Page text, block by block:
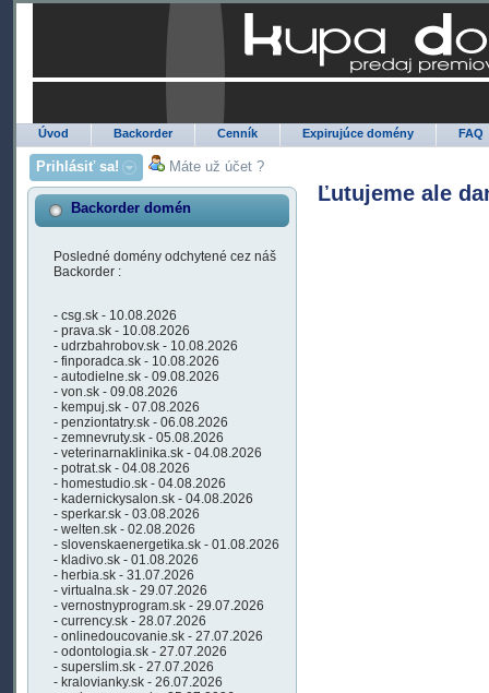
Úvod Backorder Cenník Expirujúce domény FAQ
Prihlásiť sa! Máte už účet ?
Backorder domén
Posledné domény odchytené cez náš
Backorder :
- csg.sk - 10.08.2026
- prava.sk - 10.08.2026
- udrzbahrobov.sk - 10.08.2026
- finporadca.sk - 10.08.2026
- autodielne.sk - 09.08.2026
- von.sk - 09.08.2026
- kempuj.sk - 07.08.2026
- penziontatry.sk - 06.08.2026
- zemnevruty.sk - 05.08.2026
- veterinarnaklinika.sk - 04.08.2026
- potrat.sk - 04.08.2026
- homestudio.sk - 04.08.2026
- kadernickysalon.sk - 04.08.2026
- sperkar.sk - 03.08.2026
- welten.sk - 02.08.2026
- slovenskaenergetika.sk - 01.08.2026
- kladivo.sk - 01.08.2026
- herbia.sk - 31.07.2026
- virtualna.sk - 29.07.2026
- vernostnyprogram.sk - 29.07.2026
- currency.sk - 28.07.2026
- onlinedoucovanie.sk - 27.07.2026
- odontologia.sk - 27.07.2026
- superslim.sk - 27.07.2026
- kralovianky.sk - 26.07.2026
Ľutujeme ale